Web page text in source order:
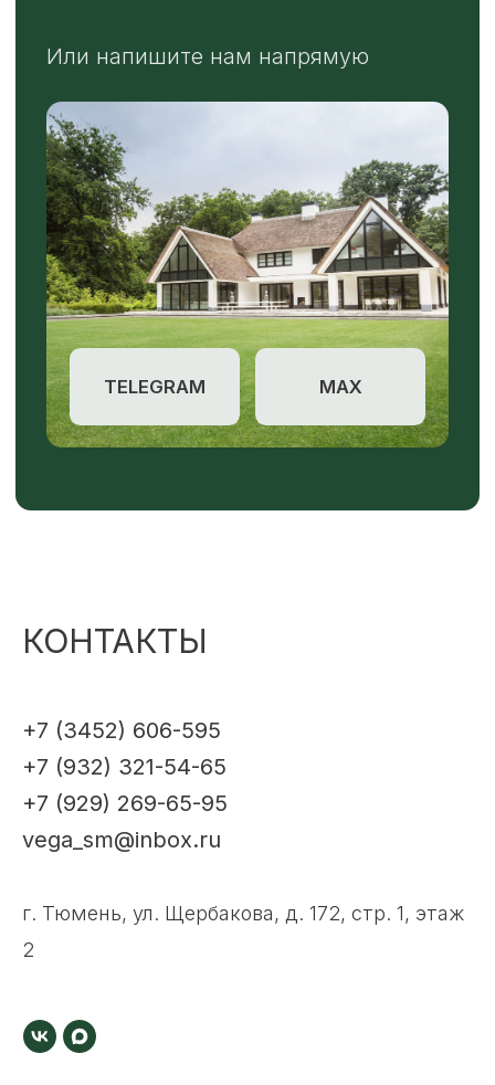
КОНТАКТЫ
+7 (3452) 606-595
+7 (932) 321-54-65
+7 (929) 269-65-95
vega_sm@inbox.ru
г. Тюмень, ул. Щербакова, д. 172, стр. 1, этаж
2